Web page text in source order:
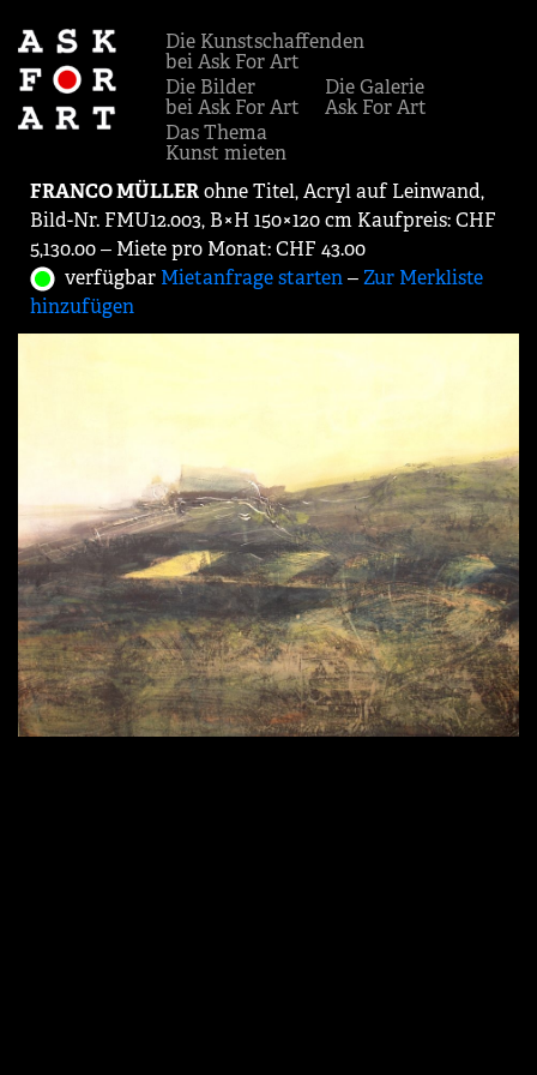
Die Kunstschaffenden
bei Ask For Art
Die Bilder
bei Ask For Art
Die Galerie
Ask For Art
Das Thema
Kunst mieten
FRANCO MÜLLERohne Titel, Acryl auf Leinwand,
Bild-Nr. FMU12.003, B×H 150×120 cm Kaufpreis: CHF
5,130.00 ‒ Miete pro Monat: CHF 43.00
verfügbar Mietanfrage starten‒Zur Merkliste
hinzufügen